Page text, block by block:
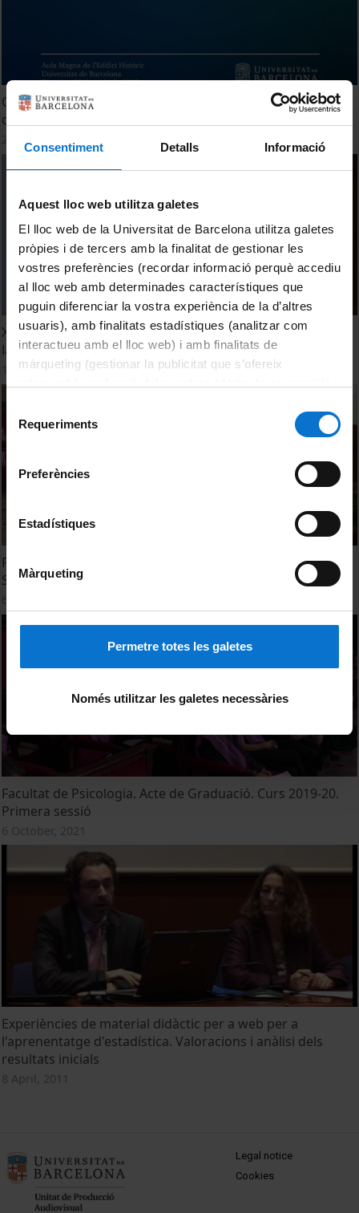
Consentiment Detalls Informació
Aquest lloc web utilitza galetes
El lloc web de la Universitat de Barcelona utilitza galetes
pròpies i de tercers amb la finalitat de gestionar les
vostres preferències (recordar informació perquè accediu
al lloc web amb determinades característiques que
puguin diferenciar la vostra experiència de la d’altres
usuaris), amb finalitats estadístiques (analitzar com
interactueu amb el lloc web) i amb finalitats de
màrqueting (gestionar la publicitat que s’ofereix
consultar laPolítica de galetes del lloc web de la
Requeriments
Preferències
Estadístiques
Màrqueting
Permetre totes les galetes
Només utilitzar les galetes necessàries
Qüestions bàsiques sobre el funcionament i organització
del Doctorat. Curs acadèmic 2024-2025
21 May, 2025
X Conferencia de directores de Escuelas de Doctorado en
la Universidad de Barcelona. Clausura
11 October, 2022
Facultat de Psicologia. Acte de Graduació. Curs 2019-20.
Segona sessió
Facultat de Psicologia. Acte de Graduació. Curs 2019-20.
Primera sessió
6 October, 2021
Experiències de material didàctic per a web per a
l'aprenentatge d'estadística. Valoracions i anàlisi dels
resultats inicials
8 April, 2011
MENÚ PEU 1
Legal notice
Cookies